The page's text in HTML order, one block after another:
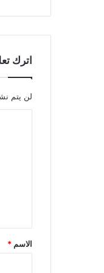
اترك
لن يتم
ق
*
الاسم *